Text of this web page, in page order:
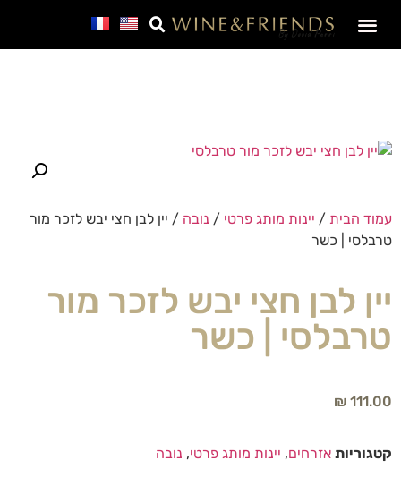
עמוד הבית / יינות מותג פרטי / נובה / יין לבן חצי יבש לזכר מור
טרבלסי | כשר
יין לבן חצי יבש לזכר מור
טרבלסי | כשר
₪ 111.00
קטגוריות אזרחים, יינות מותג פרטי, נובה